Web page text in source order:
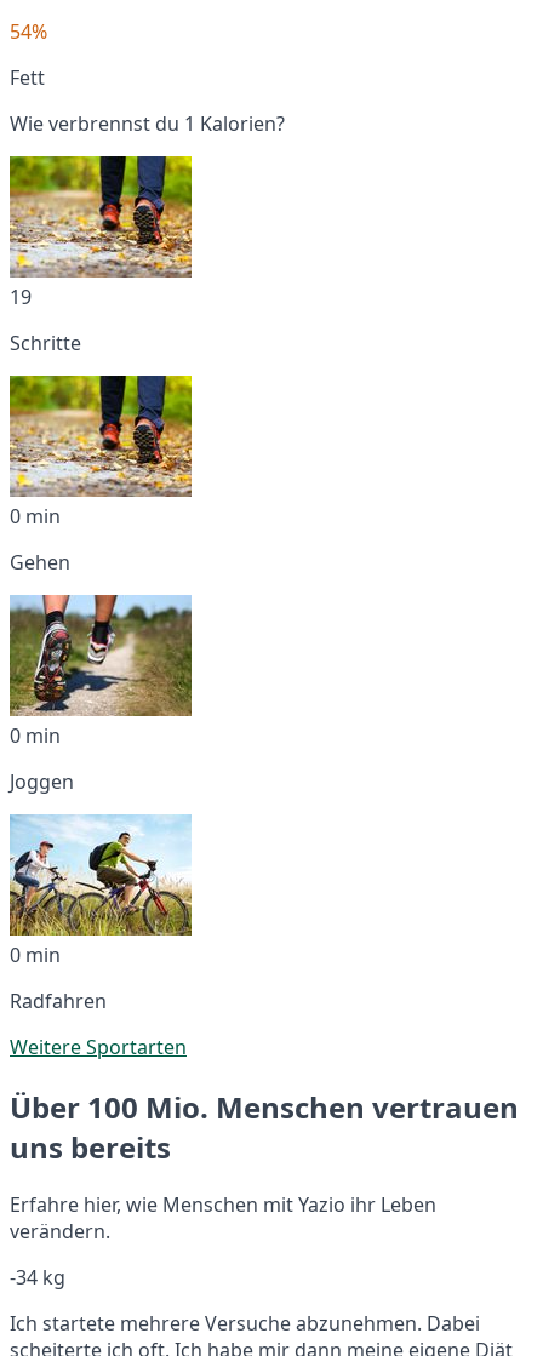
54%
Fett
Wie verbrennst du 1 Kalorien?
19
Schritte
0 min
Gehen
0 min
Joggen
0 min
Radfahren
Weitere Sportarten
Über 100 Mio. Menschen vertrauen
uns bereits
Erfahre hier, wie Menschen mit Yazio ihr Leben
verändern.
-34 kg
Ich startete mehrere Versuche abzunehmen. Dabei
scheiterte ich oft. Ich habe mir dann meine eigene Diät